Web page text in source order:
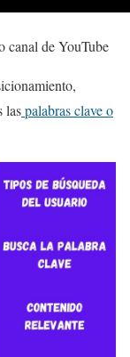
canal de YouTube
laspalabras clave o